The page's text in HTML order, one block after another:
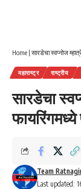
Home | सारडेचा स्वप्नोज
महाराष्ट्र राष्ट्रीय
सारडेचा
फायरिंगमध्ये
Last updated:
Team